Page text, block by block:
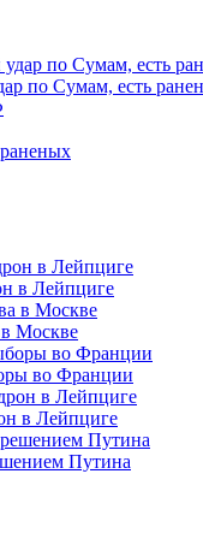
по Сумам, есть
в Лейпциге
в Москве
во Франции
в Лейпциге
Путина